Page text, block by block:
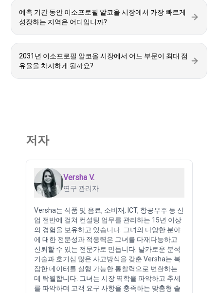
예측 기간 동안 이소프로필 알코올 시장에서 가장 빠르게
성장하는 지역은 어디입니까?
2031년 이소프로필 알코올 시장에서 어느 부문이 최대 점
유율을 차지하게 될까요?
저자
Versha V.
연구 관리자
Versha는 식품 및 음료, 소비재, ICT, 항공우주 등 산
업 전반에 걸쳐 컨설팅 업무를 관리하는 15년 이상
의 경험을 보유하고 있습니다. 그녀의 다양한 분야
에 대한 전문성과 적응력은 그녀를 다재다능하고
신뢰할 수 있는 전문가로 만듭니다. 날카로운 분석
기술과 호기심 많은 사고방식을 갖춘 Versha는 복
잡한 데이터를 실행 가능한 통찰력으로 변환하는
데 탁월합니다. 그녀는 시장 역학을 파악하고 추세
를 파악하며 고객 요구 사항을 충족하는 맞춤형 솔